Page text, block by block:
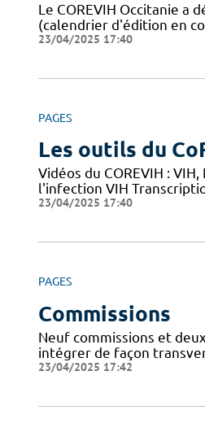
Le COREVIH Occitanie a
(calendrier d'édition en
23/04/2025 17:40
PAGES
Les outils du
Vidéos du COREVIH :
l'infection VIH
23/04/2025 17:40
PAGES
Commissions
Neuf commissions et
intégrer de façon
23/04/2025 17:42